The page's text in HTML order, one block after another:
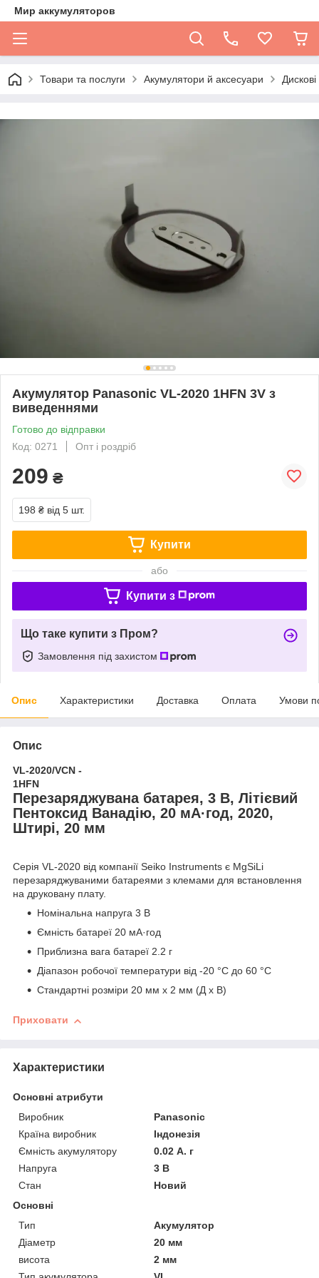
Мир аккумуляторов
Товари та послуги Акумулятори й аксесуари
Акумулятор Panasonic VL-2020 1HFN 3V з
виведеннями
Готово до відправки
Код: 0271
Опт і роздріб
209 ₴
198 ₴ від 5 шт.
Купити
або
Купити з
Що таке купити з Пром?
Замовлення під захистом
Опис Характеристики Доставка Оплата Умови
Опис
VL-2020/VCN -
1HFN
Перезаряджувана батарея, 3 В, Літієвий
Пентоксид Ванадію, 20 мА·год, 2020,
Штирі, 20 мм
Серія VL-2020 від компанії Seiko Instruments є MgSiLi
перезаряджуваними батареями з клемами для встановлення
на друковану плату.
Номінальна напруга 3 В
Ємність батареї 20 мА·год
Приблизна вага батареї 2.2 г
Діапазон робочої температури від -20 °C до 60 °C
Стандартні розміри 20 мм х 2 мм (Д х В)
Приховати
Характеристики
Основні атрибути
Виробник
Panasonic
Країна виробник
Індонезія
Ємність акумулятору
0.02 А. г
Напруга
3 В
Стан
Новий
Основні
Тип
Акумулятор
Діаметр
20 мм
висота
2 мм